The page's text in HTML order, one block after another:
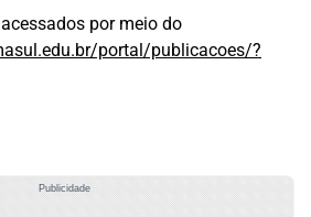
por meio do
portal/publicacoes/?
Publicidade